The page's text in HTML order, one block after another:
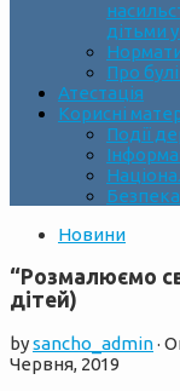
дітьми
Про
Атестація
Корисні
Події
Новини
“Розмалюємо
дітей)
bysancho_admin·
Червня, 2019